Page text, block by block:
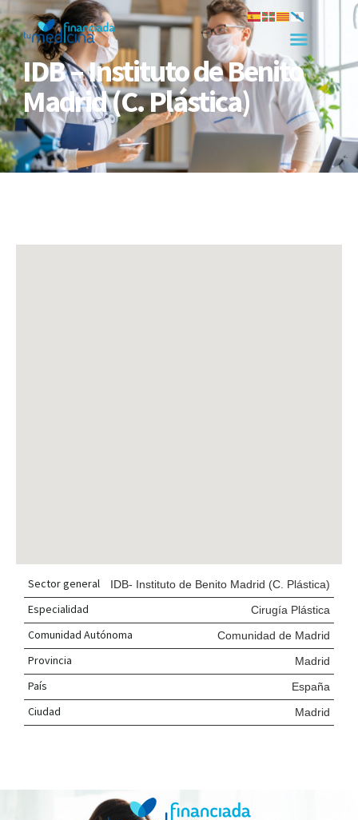
IDB – Instituto de Benito
Madrid (C. Plástica)
Sector general IDB- Instituto de Benito Madrid (C. Plástica)
Especialidad Cirugía Plástica
Comunidad Autónoma Comunidad de Madrid
Provincia Madrid
País España
Ciudad Madrid